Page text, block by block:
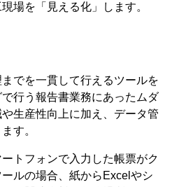
場を「見える化」します。
でを一貫して行えるツールを
行う報告書業務にあったムダ
生産性向上に加え、データ管
す。
トフォンで入力した帳票がク
ルの場合、紙からExcelやシ